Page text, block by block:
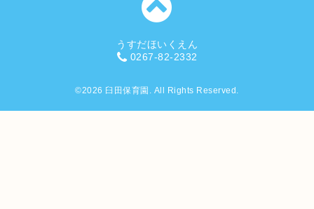
うすだほいくえん
0267-82-2332
©2026 臼田保育園 . All Rights Reserved.